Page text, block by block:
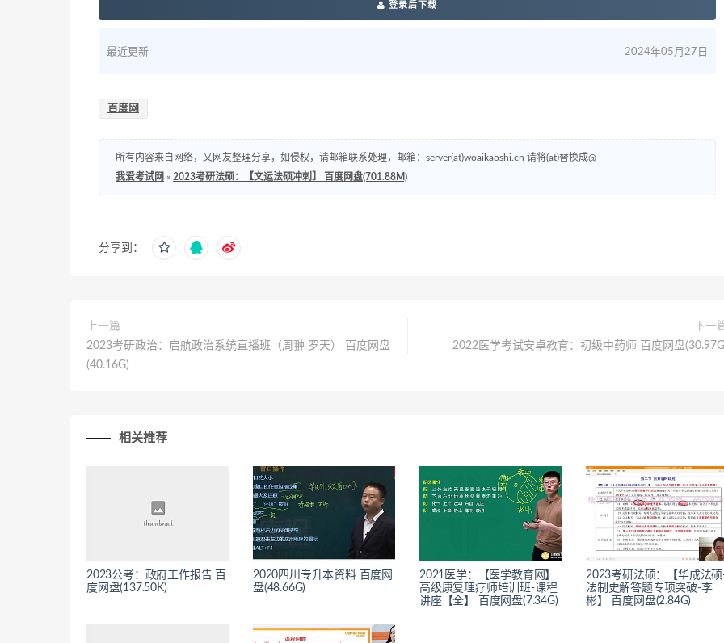
登录后下载
最近更新 2024年05月27日
百度网
所有内容来自网络，又网友整理分享，如侵权，请邮箱联系处理，邮箱：server(at)woaikaoshi.cn 请将(at)替换成@
我爱考试网 » 2023考研法硕：【文运法硕冲刺】 百度网盘(701.88M)
分享到：
上一篇
2023考研政治：启航政治系统直播班（周翀 罗天） 百度网盘
(40.16G)
下一
2022医学考试安卓教育：初级中药师 百度网盘
相关推荐
2023公考：政府工作报告 百
度网盘(137.50K)
2020四川专升本资料 百度网
盘(48.66G)
2021医学：【医学教育网】
高级康复理疗师培训班-课程
讲座【全】 百度网盘(7.34G)
2023考研法硕：【华成法
法制史解答题专项突破-李
彬】 百度网盘(2.84G)